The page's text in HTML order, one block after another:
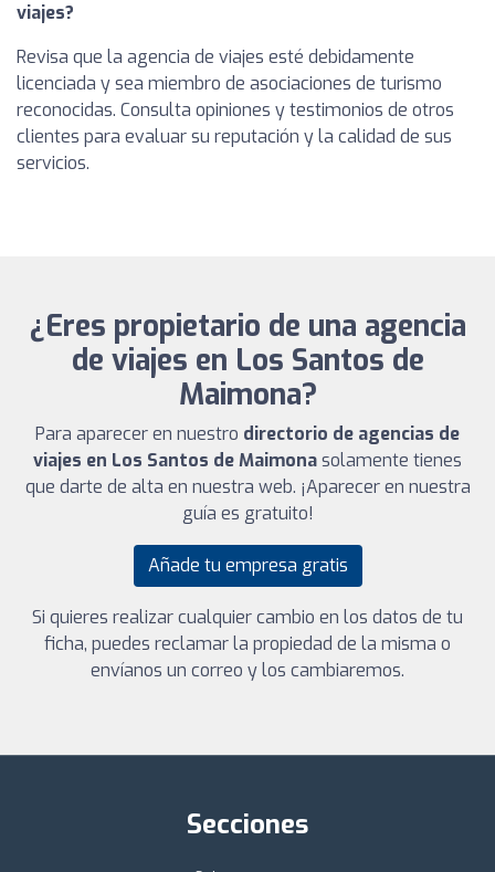
viajes?
Revisa que la agencia de viajes esté debidamente
licenciada y sea miembro de asociaciones de turismo
reconocidas. Consulta opiniones y testimonios de otros
clientes para evaluar su reputación y la calidad de sus
servicios.
¿Eres propietario de una agencia
de viajes en Los Santos de
Maimona?
Para aparecer en nuestro directorio de agencias de
viajes en Los Santos de Maimonasolamente tienes
que darte de alta en nuestra web. ¡Aparecer en nuestra
guía es gratuito!
Añade tu empresa gratis
Si quieres realizar cualquier cambio en los datos de tu
ficha, puedes reclamar la propiedad de la misma o
envíanos un correo y los cambiaremos.
Secciones